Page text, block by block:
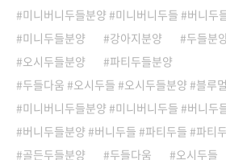
미니버니두들분양 #미니버니두들 #버니두
미니두들분양
강아지분양 두들분
오시두들분양
파티두들분양
두들다움 #오시두들 #오시두들분양 #블루
미니버니두들분양 #미니버니두들 #버니두
버니두들분양 #버니두들 #파티두들 #파티
골든두들분양
두들다움 오시두들